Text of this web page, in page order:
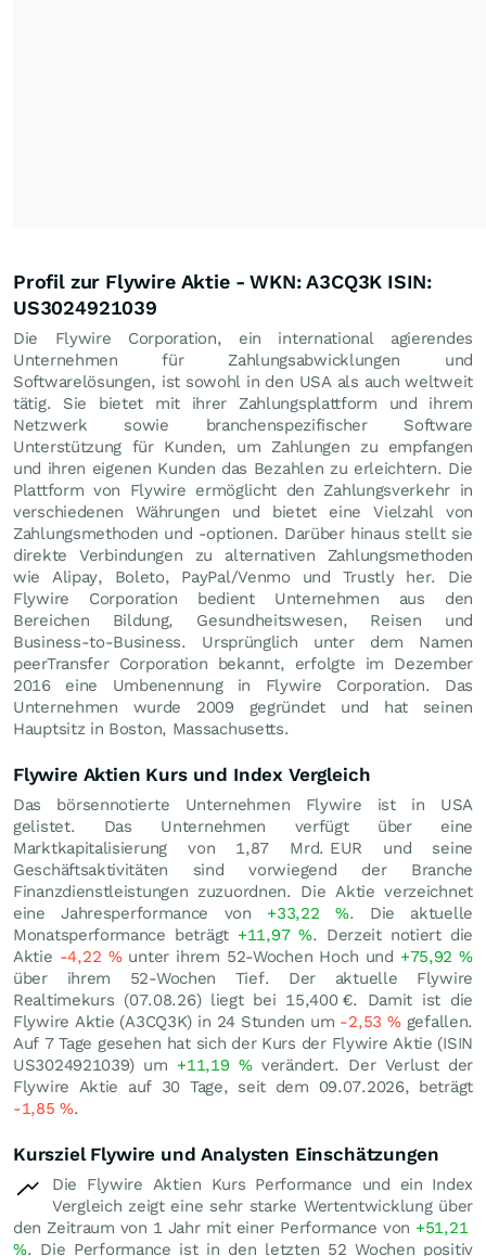
Profil zur Flywire Aktie - WKN: A3CQ3K ISIN:
US3024921039
Die Flywire Corporation, ein international agierendes
Unternehmen für Zahlungsabwicklungen und
Softwarelösungen, ist sowohl in den USA als auch weltweit
tätig. Sie bietet mit ihrer Zahlungsplattform und ihrem
Netzwerk sowie branchenspezifischer Software
Unterstützung für Kunden, um Zahlungen zu empfangen
und ihren eigenen Kunden das Bezahlen zu erleichtern. Die
Plattform von Flywire ermöglicht den Zahlungsverkehr in
verschiedenen Währungen und bietet eine Vielzahl von
Zahlungsmethoden und -optionen. Darüber hinaus stellt sie
direkte Verbindungen zu alternativen Zahlungsmethoden
wie Alipay, Boleto, PayPal/Venmo und Trustly her. Die
Flywire Corporation bedient Unternehmen aus den
Bereichen Bildung, Gesundheitswesen, Reisen und
Business-to-Business. Ursprünglich unter dem Namen
peerTransfer Corporation bekannt, erfolgte im Dezember
2016 eine Umbenennung in Flywire Corporation. Das
Unternehmen wurde 2009 gegründet und hat seinen
Hauptsitz in Boston, Massachusetts.
Flywire Aktien Kurs und Index Vergleich
Das börsennotierte Unternehmen Flywire ist in USA
gelistet. Das Unternehmen verfügt über eine
Marktkapitalisierung von 1,87 Mrd. EUR und seine
Geschäftsaktivitäten sind vorwiegend der Branche
Finanzdienstleistungen zuzuordnen. Die Aktie verzeichnet
eine Jahresperformance von +33,22 %. Die aktuelle
Monatsperformance beträgt +11,97%. Derzeit notiert die
Aktie -4,22 %unter ihrem 52-Wochen Hoch und +75,92%
über ihrem 52-Wochen Tief. Der aktuelle Flywire
Realtimekurs (07.08.26) liegt bei 15,400 €. Damit ist die
Flywire Aktie (A3CQ3K) in 24 Stunden um -2,53 %gefallen.
Auf 7 Tage gesehen hat sich der Kurs der Flywire Aktie (ISIN
US3024921039) um +11,19 %verändert. Der Verlust der
Flywire Aktie auf 30 Tage, seit dem 09.07.2026, beträgt
-1,85%.
Kursziel Flywire und Analysten Einschätzungen
Die Flywire Aktien Kurs Performance und ein Index
Vergleich zeigt eine sehr starke Wertentwicklung über
den Zeitraum von 1 Jahr mit einer Performance von +51,21
%. Die Performance ist in den letzten 52 Wochen positiv